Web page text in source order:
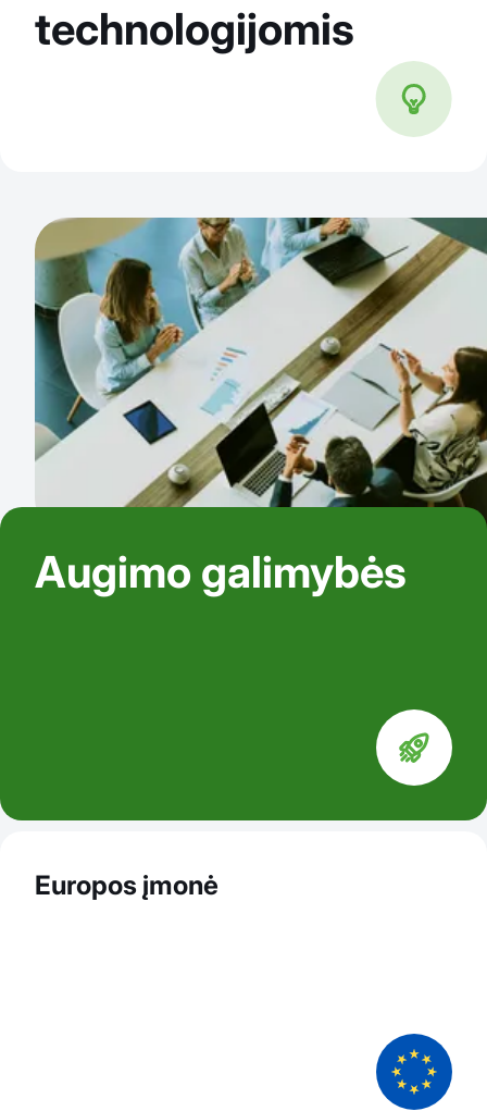
technologijomis
Augimo galimybės
Europos įmonė